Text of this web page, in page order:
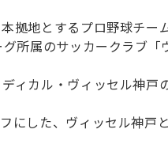
拠地とするプロ野球チー
所属のサッカークラブ「
ィカル・ヴィッセル神戸
にした、ヴィッセル神戸